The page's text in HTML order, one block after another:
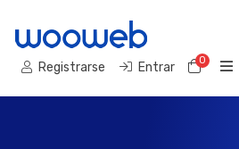
Registrarse Entrar 0